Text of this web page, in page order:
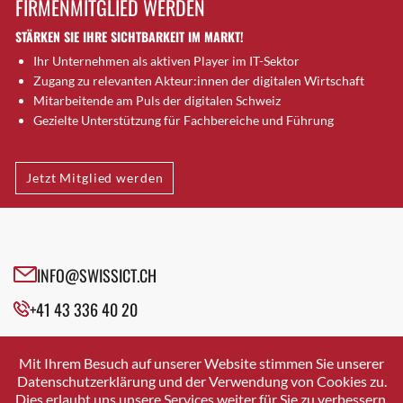
Brugg AG
Brütten
Bubendorf
Bubikon
Buchs (SG)
Bäretswil
Bülach
Cazis
Crissier
Davos Platz
Dierikon
Dietikon
FIRMENMITGLIED WERDEN
STÄRKEN SIE IHRE SICHTBARKEIT IM MARKT!
Ihr Unternehmen als aktiven Player im IT-Sektor
Zugang zu relevanten Akteur:innen der digitalen Wirtschaft
Mitarbeitende am Puls der digitalen Schweiz
Gezielte Unterstützung für Fachbereiche und Führung
Jetzt Mitglied werden
INFO@SWISSICT.CH
+41 43 336 40 20
SWISSICT
VULKANSTRASSE 120
8048 ZURICH
Mit Ihrem Besuch auf unserer Website stimmen Sie unserer
Datenschutzerklärung und der Verwendung von Cookies zu.
Dies erlaubt uns unsere Services weiter für Sie zu verbessern.